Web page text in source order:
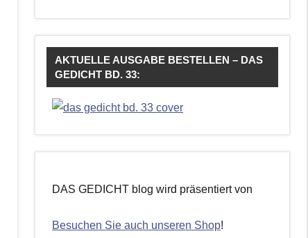
AKTUELLE AUSGABE BESTELLEN – DAS
GEDICHT BD. 33:
DAS GEDICHT blog wird präsentiert von
Besuchen Sie auch unseren Shop!